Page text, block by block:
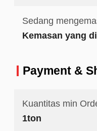
Sedang
Kemasan yang
Payment &
Kuantitas min
1ton